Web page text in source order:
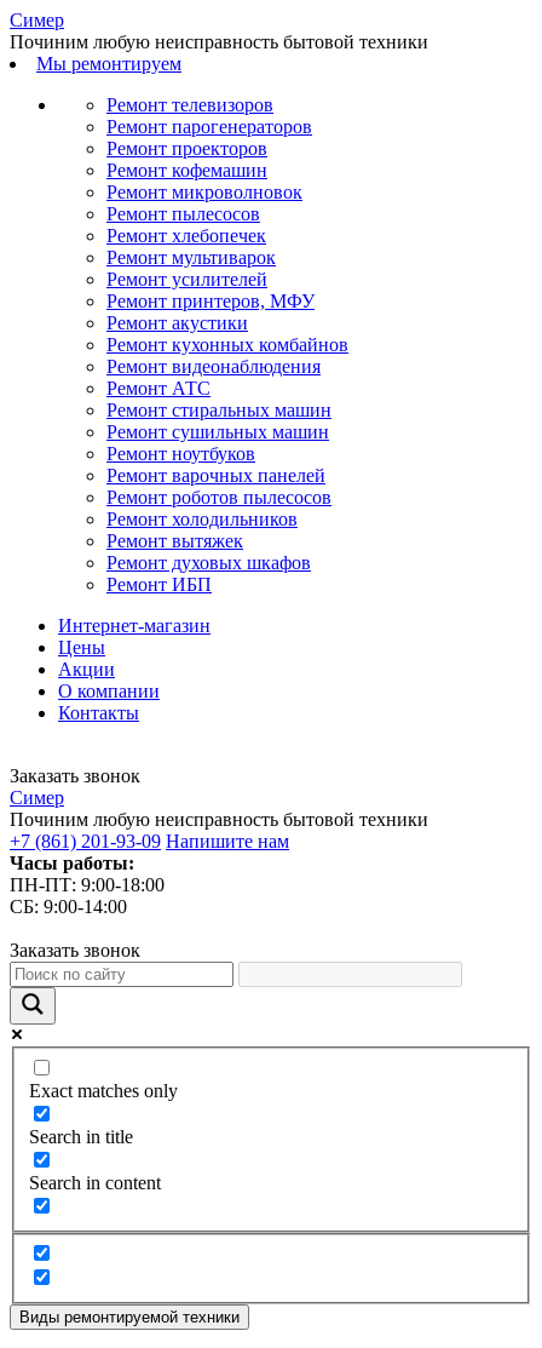
Симер
Починим любую неисправность бытовой техники
Мы ремонтируем
Ремонт телевизоров
Ремонт парогенераторов
Ремонт проекторов
Ремонт кофемашин
Ремонт микроволновок
Ремонт пылесосов
Ремонт хлебопечек
Ремонт мультиварок
Ремонт усилителей
Ремонт принтеров, МФУ
Ремонт акустики
Ремонт кухонных комбайнов
Ремонт видеонаблюдения
Ремонт АТС
Ремонт стиральных машин
Ремонт сушильных машин
Ремонт ноутбуков
Ремонт варочных панелей
Ремонт роботов пылесосов
Ремонт холодильников
Ремонт вытяжек
Ремонт духовых шкафов
Ремонт ИБП
Интернет-магазин
Цены
Акции
О компании
Контакты
Заказать звонок
Симер
Починим любую неисправность бытовой техники
+7 (861) 201-93-09 Напишите нам
Часы работы:
ПН-ПТ: 9:00-18:00
СБ: 9:00-14:00
Заказать звонок
Exact matches only
Search in title
Search in content
Виды ремонтируемой техники